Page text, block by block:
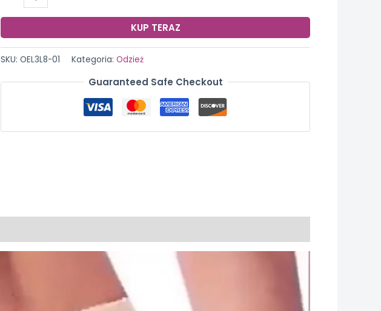
Bielizna
up
KUP TERAZ
SKU:OEL3L8-01 Kategoria:Odzież
Guaranteed Safe Checkout